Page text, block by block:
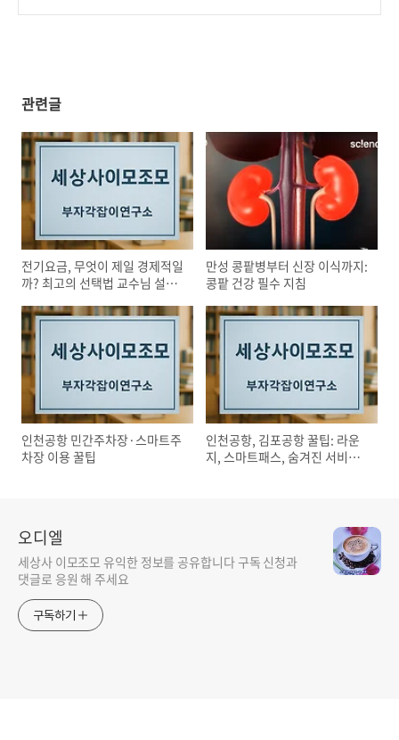
관련글
전기요금, 무엇이 제일 경제적일
까? 최고의 선택법 교수님 설명
만성 콩팥병부터 신장 이식까지:
콩팥 건강 필수 지침
인천공항 민간주차장·스마트주
차장 이용 꿀팁
인천공항, 김포공항 꿀팁: 라운
지, 스마트패스, 숨겨진 서비스
오디엘
세상사 이모조모 유익한 정보를 공유합니다 구독 신청과
댓글로 응원 해 주세요
구독하기